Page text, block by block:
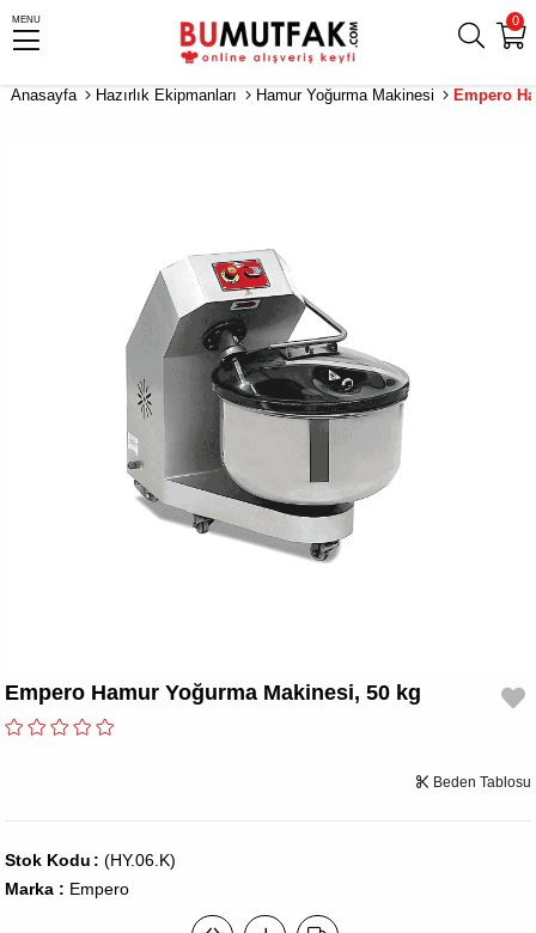
0
MENU
Anasayfa Hazırlık Ekipmanları Hamur Yoğurma Makinesi Empero
Empero Hamur Yoğurma Makinesi, 50 kg
Beden Tablosu
(HY.06.K)
Stok Kodu
Marka : Empero